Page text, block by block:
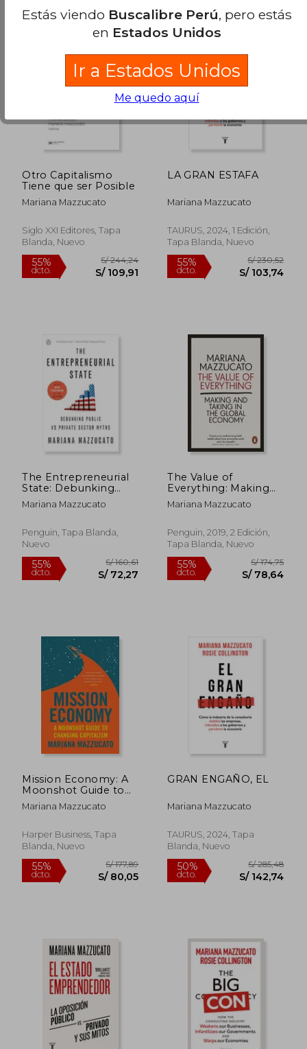
S/ 209,63
S/ 125,78
55%
dcto.
55% 55%
dcto.
Otro Capitalismo
Tiene que ser Posible
Mariana Mazzucato
Siglo XXI Editores, Tapa
Blanda, Nuevo
55%
dcto. S/ 109,91
LA GRAN ESTAFA
Mariana Mazzucato
TAURUS, 2024, 1 Edición,
Tapa Blanda, Nuevo
55%
The Entrepreneurial
State: Debunking
Public vs Private
Sector Myths (en
Mariana Mazzucato
Penguin, Tapa Blanda,
Nuevo
The Value of
Everything: Making
and Taking in the
Global Economy (en
Mariana Mazzucato
Penguin, 2019, 2 Edición,
Tapa Blanda, Nuevo
Mission Economy: A
Moonshot Guide to
Changing Capitalism
(en Inglés)
Mariana Mazzucato
Harper Business, Tapa
Blanda, Nuevo
GRAN ENGAÑO, EL
Mariana Mazzucato
TAURUS, 2024, Tapa
Blanda, Nuevo
Estás viendo Buscalibre Perú, pero estás
en Estados Unidos
Ir a Estados Unidos
Me quedo aquí